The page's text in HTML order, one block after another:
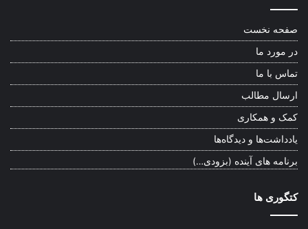
صفحه نخست
در مورد ما
تماس با ما
ارسال مطالب
کمک و همکاری
یادداشت‌ها و دیدگاه‌ها
برنامه های آینده (بزودی…)
کتگوری ها